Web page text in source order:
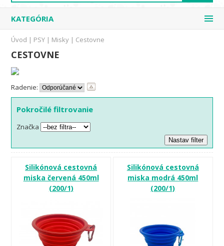
KATEGÓRIA
Úvod | PSY | Misky | Cestovne
CESTOVNE
Radenie:
Pokročilé filtrovanie
Značka
Silikónová cestovná
miska červená 450ml
(200/1)
Silikónová cestovná
miska modrá 450ml
(200/1)